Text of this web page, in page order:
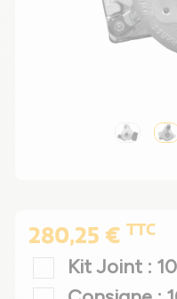
280,25 € TTC
Kit Joint :